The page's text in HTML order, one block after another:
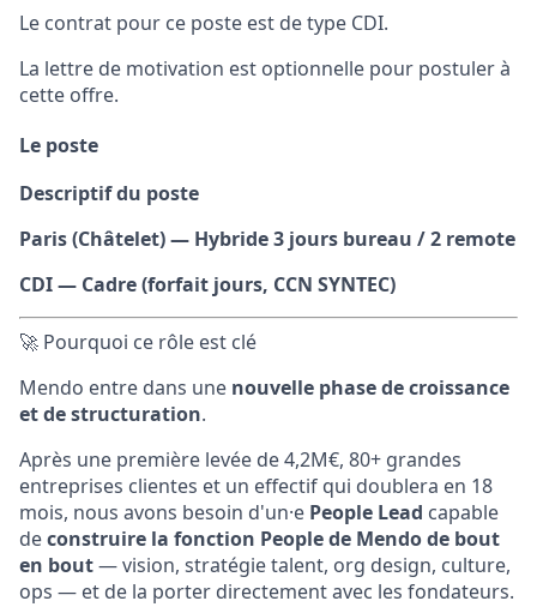
Le contrat pour ce poste est de type CDI.
La lettre de motivation est optionnelle pour postuler à
cette offre.
Le poste
Descriptif du poste
Paris (Châtelet) — Hybride 3 jours bureau / 2 remote
CDI — Cadre (forfait jours, CCN SYNTEC)
🚀 Pourquoi ce rôle est clé
Mendo entre dans une nouvelle phase de croissance
et de structuration.
Après une première levée de 4,2M€, 80+ grandes
entreprises clientes et un effectif qui doublera en 18
mois, nous avons besoin d'un·e People Lead capable
deconstruire la fonction People de Mendo de bout
en bout— vision, stratégie talent, org design, culture,
ops — et de la porter directement avec les fondateurs.